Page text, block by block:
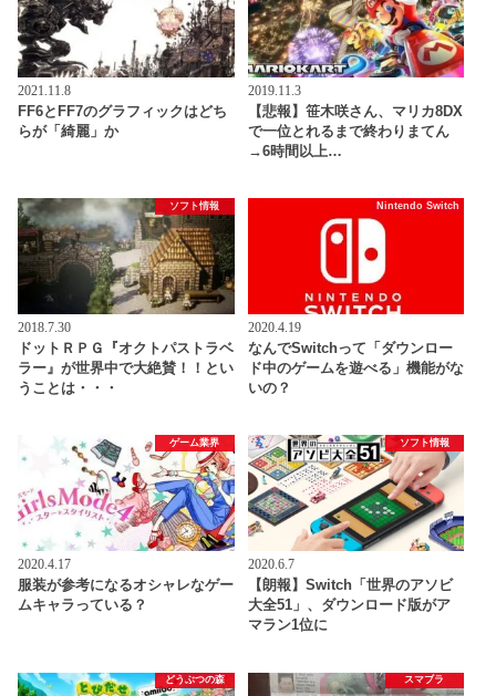
2021.11.8
FF6とFF7のグラフィックはどち
らが「綺麗」か
2019.11.3
【悲報】笹木咲さん、マリカ8DX
で一位とれるまで終わりまてん
→6時間以上…
ソフト情報
2018.7.30
ドットＲＰＧ『オクトパストラベ
ラー』が世界中で大絶賛！！とい
うことは・・・
Nintendo Switch
2020.4.19
なんでSwitchって「ダウンロー
ド中のゲームを遊べる」機能がな
いの？
ゲーム業界
2020.4.17
服装が参考になるオシャレなゲー
ムキャラっている？
ソフト情報
2020.6.7
【朗報】Switch「世界のアソビ
大全51」、ダウンロード版がア
マラン1位に
どうぶつの森 スマブラ